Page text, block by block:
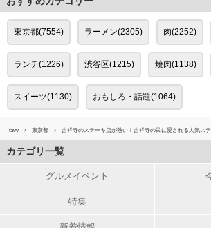
東京都(7554) ラーメン(2305) 肉(2252)
ランチ(1226) 渋谷区(1215) 焼肉(1138)
スイーツ(1130) おもしろ・話題(1064)
favy 東京都 吉祥寺のステーキ店が熱い！吉祥寺の民に愛される人気ス
カテゴリ一覧
グルメイベント
特集